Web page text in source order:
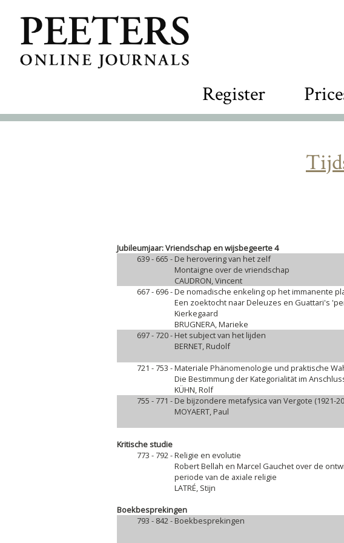
Register
Jubileumjaar: Vriendschap en wijsbegeerte 4
639 - 665 - De herovering van het zelf
Montaigne over de vriendschap
CAUDRON, Vincent
667 - 696 -De nomadische enkeling op het immanente
Een zoektocht naar Deleuzes en Guattari's
Kierkegaard
BRUGNERA, Marieke
697 - 720 - Het subject van het lijden
BERNET, Rudolf
721 - 753 -Materiale Phänomenologie und praktische
Die Bestimmung der Kategorialität im
KÜHN, Rolf
755 - 771 - De bijzondere metafysica van Vergote (1921-
MOYAERT, Paul
Kritische studie
773 - 792 -Religie en evolutie
Robert Bellah en Marcel Gauchet over de
periode van de axiale religie
LATRÉ, Stijn
Boekbesprekingen
793 - 842 - Boekbesprekingen